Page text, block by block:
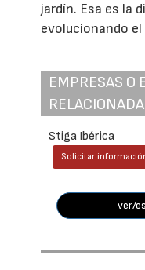
jardín. Esa es la
evolucionando
EMPRESAS O
Stiga Ibérica
Solicitar
ver/